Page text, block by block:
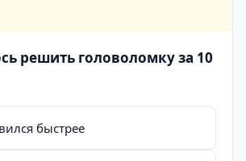
решить головоломку за 10
быстрее